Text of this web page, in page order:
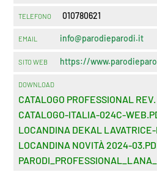
TELEFONO 010780621
EMAIL info@parodieparodi.it
SITO WEB https://
DOWNLOAD
CATALOGO PROFESSIONAL
CATALOGO-ITALIA-024C-
LOCANDINA DEKAL
LOCANDINA NOVITÀ 2024-